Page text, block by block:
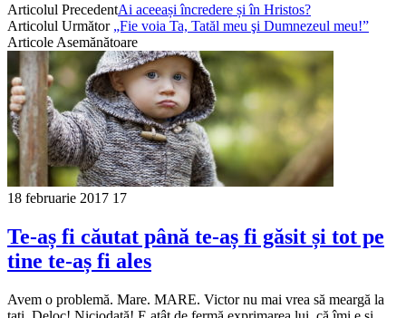
Articolul PrecedentAi aceeași încredere și în Hristos?
Articolul Următor „Fie voia Ta, Tatăl meu şi Dumnezeul meu!”
Articole Asemănătoare
18 februarie 2017 17
Te-aș fi căutat până te-aș fi găsit și tot pe
tine te-aș fi ales
Avem o problemă. Mare. MARE. Victor nu mai vrea să meargă la